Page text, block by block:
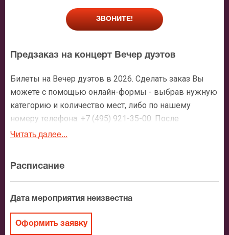
ЗВОНИТЕ!
Предзаказ на концерт Вечер дуэтов
Билеты на Вечер дуэтов в 2026. Сделать заказ Вы
можете с помощью онлайн-формы - выбрав нужную
категорию и количество мест, либо по нашему
номеру телефона: +7 (495) 921-35-00. После
оформления заявки с Вами свяжется персональный
зале, о том как заказать билет и утвердит адрес
доставки.
После бронирования билетов, ожидайте доставку по
Читать далее...
Расписание
Дата мероприятия неизвестна
Оформить заявку